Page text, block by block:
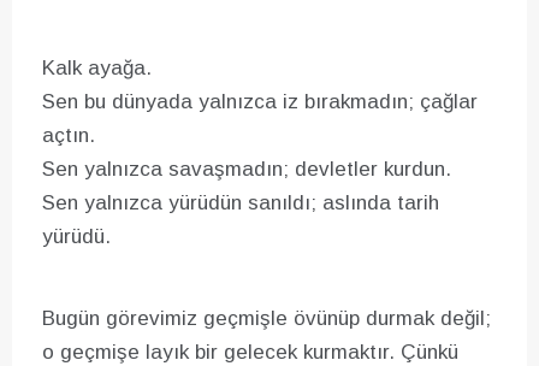
Kalk ayağa.
Sen bu dünyada yalnızca iz bırakmadın; çağlar
açtın.
Sen yalnızca savaşmadın; devletler kurdun.
Sen yalnızca yürüdün sanıldı; aslında tarih
yürüdü.
Bugün görevimiz geçmişle övünüp durmak değil;
o geçmişe layık bir gelecek kurmaktır. Çünkü